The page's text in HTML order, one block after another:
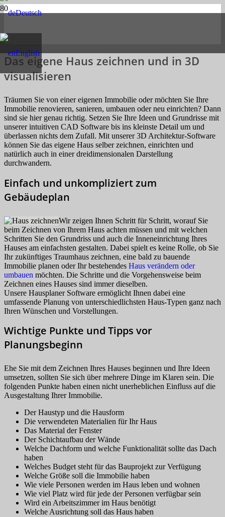
Deutsch
English
Das eigene Haus zeichnen und in 3D
visualisieren
Träumen Sie von einer eigenen Immobilie oder möchten Sie Ihre
Immobilie renovieren, sanieren, umbauen oder neu einrichten? Dann
sind sie hier genau richtig. Setzen Sie Ihre Ideen und Grundrisse mit
unserer intuitiven CAD Software bis ins kleinste Detail um und
überlassen nichts dem Zufall. Mit unserer 3D Architektur-Software
können Sie das eigene Haus selber zeichnen, einrichten und
natürlich auch in einer dreidimensionalen Darstellung
durchwandern.
Einfach und unkompliziert zum
Gebäudeplan
Wir zeigen Ihnen Schritt für Schritt, worauf Sie
beim Zeichnen von Ihrem Haus achten müssen und mit welchen
Schritten Sie den Grundriss und auch die Inneneinrichtung Ihres
Hauses am einfachsten gestalten. Dabei spielt es keine Rolle, ob Sie
Ihr zukünftiges Traumhaus zeichnen, eine bald zu bauende
Immobilie planen oder Ihr bestehendes Haus verändern oder
umbauen möchten. Die Schritte und die Vorgehensweise beim
Zeichnen eines Hauses sind immer dieselben.
Unsere Hausplaner Software ermöglicht Ihnen dabei eine
umfassende Planung von unterschiedlichsten Haus-Typen ganz nach
Ihren Wünschen und Vorstellungen.
Wichtige Punkte und Tipps vor
Planungsbeginn
Ehe Sie mit dem Zeichnen Ihres Hauses beginnen und Ihre Ideen
umsetzen, sollten Sie sich über mehrere Dinge im Klaren sein. Die
folgenden Punkte haben einen nicht unerheblichen Einfluss auf die
Ausgestaltung Ihrer Immobilie.
Der Haustyp und die Hausform
Die verwendeten Materialien für Ihr Haus
Das Material der Fenster
Der Schichtaufbau der Wände
Welche Dachform und welche Funktionalität sollte das Dach
haben
Welches Budget steht für das Bauprojekt zur Verfügung
Welche Größe soll die Immobilie haben
Wie viele Personen werden im Haus leben und wohnen
Wie viel Platz wird für jede der Personen verfügbar sein
Wird ein Arbeitszimmer im Haus benötigt
Welche Ausrichtung soll das Haus haben